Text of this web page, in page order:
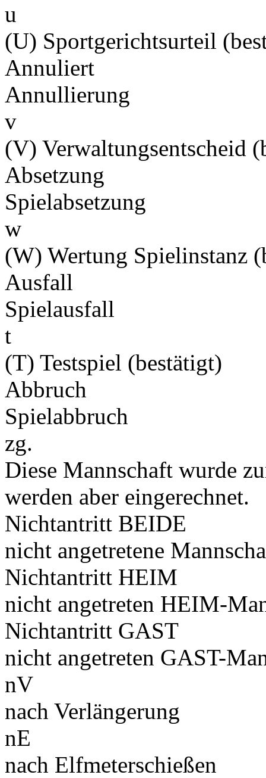
u
(U) Sportgerichtsurteil
Annuliert
Annullierung
v
(V) Verwaltungsentscheid
Absetzung
Spielabsetzung
w
(W) Wertung Spielinstanz
Ausfall
Spielausfall
t
(T) Testspiel (bestätigt)
Abbruch
Spielabbruch
zg.
Diese Mannschaft wurde
werden aber eingerechnet.
Nichtantritt BEIDE
nicht angetretene
Nichtantritt HEIM
nicht angetreten HEIM-
Nichtantritt GAST
nicht angetreten GAST-
nV
nach Verlängerung
nE
nach Elfmeterschießen